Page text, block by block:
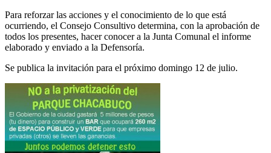
Para reforzar las acciones y el conocimiento de lo que está
ocurriendo, el Consejo Consultivo determina, con la aprobación de
todos los presentes, hacer conocer a la Junta Comunal el informe
elaborado y enviado a la Defensoría.
Se publica la invitación para el próximo domingo 12 de julio.